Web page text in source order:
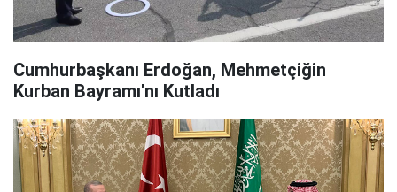
Cumhurbaşkanı Erdoğan, Mehmetçiğin
Kurban Bayramı'nı Kutladı